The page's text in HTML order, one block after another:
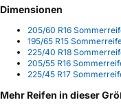
Dimensionen
205/60 R16
195/65 R15
225/40 R18
205/55 R16
225/45 R17
Mehr Reifen in dieser